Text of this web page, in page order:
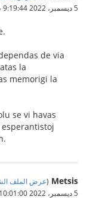
5 ديسمبر، 2022 9:19:44 ص
de via
la
memorigi la
se vi havas
Metsis
(عرض الملف
5 ديسمبر، 2022 10:01:00 ص